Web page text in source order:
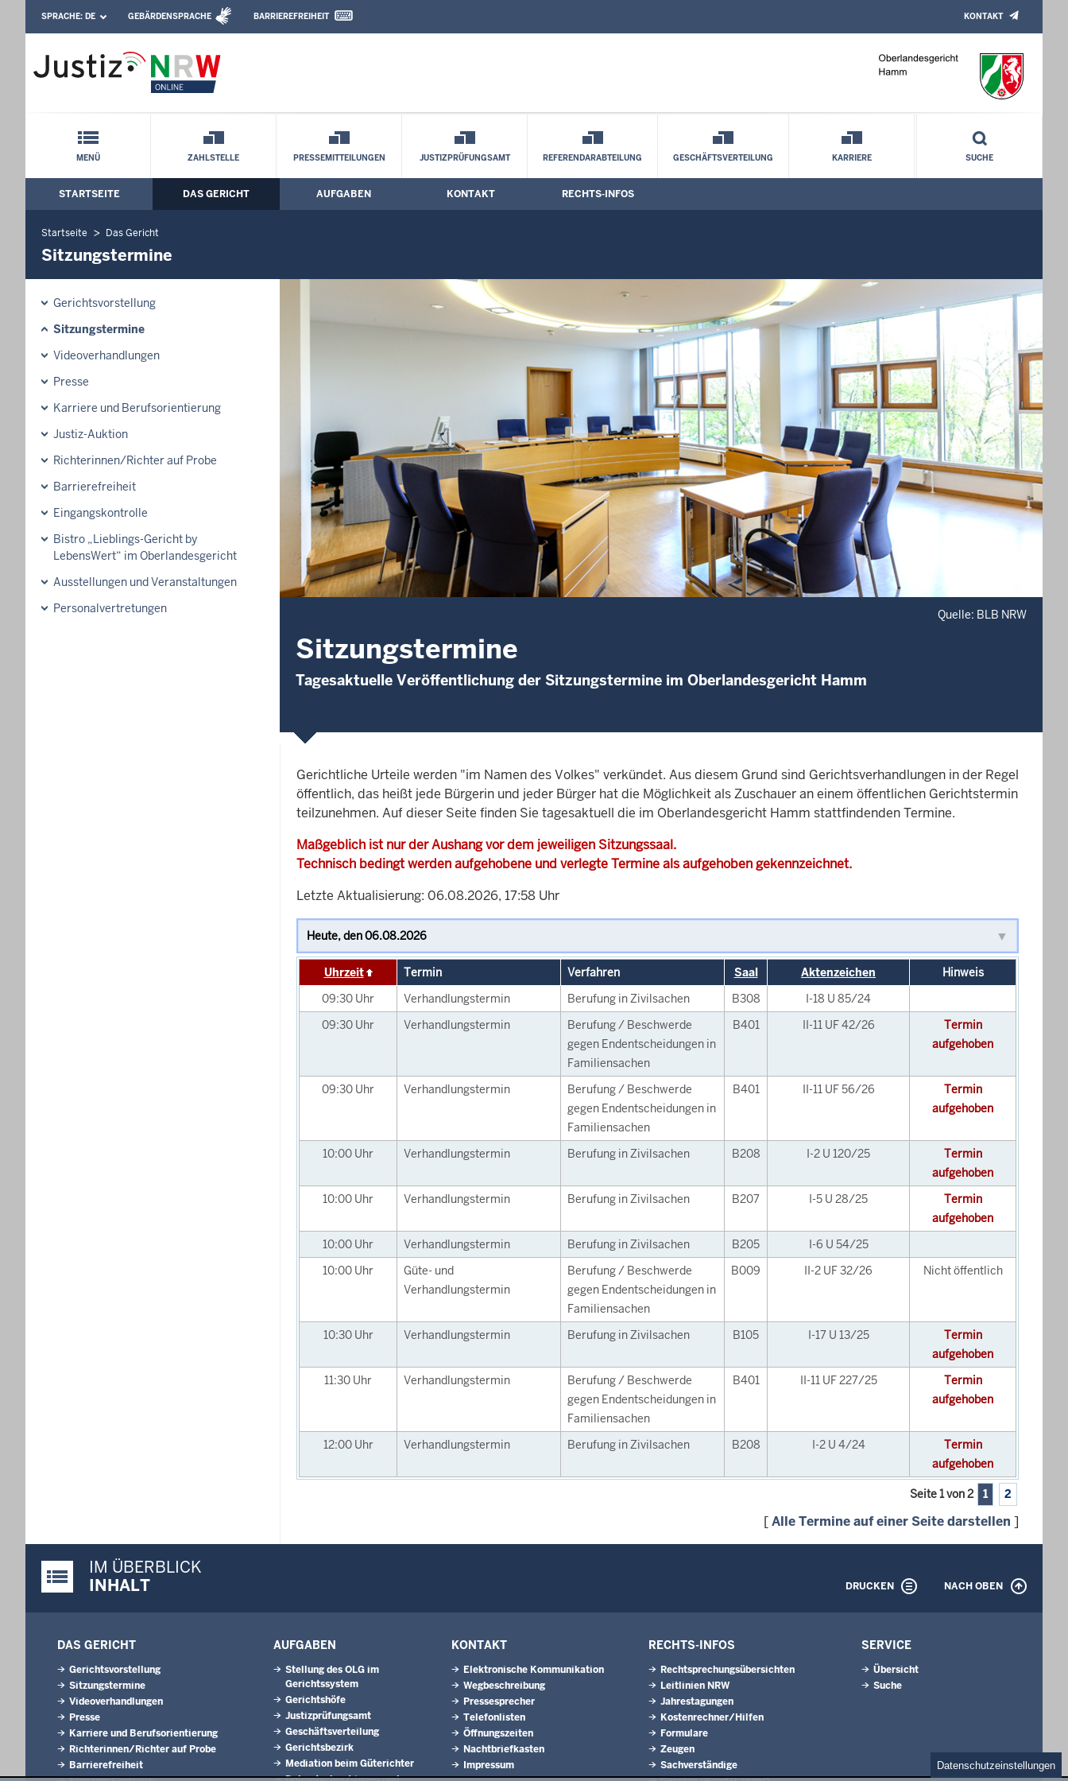
Oberlandesgericht Hamm: Sitzungstermine
Datenschutzeinstellungen
Leichte Sprache, Gebärdensprachenvideo und Kontaktformular
SPRACHE: DE GEBÄRDENSPRACHE BARRIEREFREIHEIT KONTAKT
Schnellnavigation mit Volltext-Suche
MENÜ ZAHLSTELLE PRESSEMITTEILUNGEN JUSTIZPRÜFUNGSAMT REFERENDARABTEILUNG GESCHÄFTSVERTEILUNG KARRIERE SUCHE
Hauptmenü: Hauptnavigation
STARTSEITE DAS GERICHT AUFGABEN KONTAKT RECHTS-INFOS
Startseite Das Gericht
Sitzungstermine
Gerichtsvorstellung
Sitzungstermine
Videoverhandlungen
Presse
Karriere und Berufsorientierung
Justiz-Auktion
Richterinnen/Richter auf Probe
Barrierefreiheit
Eingangskontrolle
Bistro „Lieblings-Gericht by
LebensWert“ im Oberlandesgericht
Ausstellungen und Veranstaltungen
Personalvertretungen
Quelle: BLB NRW
Sitzungstermine
Tagesaktuelle Veröffentlichung der Sitzungstermine im Oberlandesgericht Hamm
Gerichtliche Urteile werden "im Namen des Volkes" verkündet. Aus diesem Grund sind Gerichtsverhandlungen in der Regel
öffentlich, das heißt jede Bürgerin und jeder Bürger hat die Möglichkeit als Zuschauer an einem öffentlichen Gerichtstermin
teilzunehmen. Auf dieser Seite finden Sie tagesaktuell die im Oberlandesgericht Hamm stattfindenden Termine.
Maßgeblich ist nur der Aushang vor dem jeweiligen Sitzungssaal.
Technisch bedingt werden aufgehobene und verlegte Termine als aufgehoben gekennzeichnet.
Letzte Aktualisierung: 06.08.2026, 17:58 Uhr
Uhrzeit Termin Verfahren Saal Aktenzeichen
Hinweis
09:30 Uhr Verhandlungstermin Berufung in Zivilsachen B308
I-18 U 85/24
09:30 Uhr Verhandlungstermin
Berufung / Beschwerde
gegen Endentscheidungen in
Familiensachen
B401 II-11 UF 42/26
Termin
aufgehoben
09:30 Uhr Verhandlungstermin
Berufung / Beschwerde
gegen Endentscheidungen in
Familiensachen
B401 II-11 UF 56/26
Termin
aufgehoben
10:00 Uhr Verhandlungstermin Berufung in Zivilsachen B208 I-2 U 120/25
Termin
aufgehoben
10:00 Uhr Verhandlungstermin Berufung in Zivilsachen B207 I-5 U 28/25
Termin
aufgehoben
10:00 Uhr Verhandlungstermin Berufung in Zivilsachen B205
I-6 U 54/25
10:00 Uhr
Güte- und
Verhandlungstermin
Berufung / Beschwerde
gegen Endentscheidungen in
Familiensachen
B009 II-2 UF 32/26 Nicht öffentlich
10:30 Uhr Verhandlungstermin Berufung in Zivilsachen B105 I-17 U 13/25
Termin
aufgehoben
11:30 Uhr Verhandlungstermin
Berufung / Beschwerde
gegen Endentscheidungen in
Familiensachen
B401 II-11 UF 227/25
Termin
aufgehoben
12:00 Uhr Verhandlungstermin Berufung in Zivilsachen B208 I-2 U 4/24
Termin
aufgehoben
Seite 1 von 2 1 2
[Alle Termine auf einer Seite darstellen ]
Justiz-Portal im Überblick:
IM ÜBERBLICK
INHALT
DRUCKEN NACH OBEN
DAS GERICHT
Gerichtsvorstellung
Sitzungstermine
Videoverhandlungen
Presse
Karriere und Berufsorientierung
Richterinnen/Richter auf Probe
Barrierefreiheit
AUFGABEN
Stellung des OLG im
Gerichtssystem
Gerichtshöfe
Justizprüfungsamt
Geschäftsverteilung
Gerichtsbezirk
Mediation beim Güterichter
KONTAKT
Elektronische Kommunikation
Wegbeschreibung
Pressesprecher
Telefonlisten
Öffnungszeiten
Nachtbriefkasten
Impressum
RECHTS-INFOS
Rechtsprechungsübersichten
Leitlinien NRW
Jahrestagungen
Kostenrechner/Hilfen
Formulare
Zeugen
Sachverständige
SERVICE
Übersicht
Suche